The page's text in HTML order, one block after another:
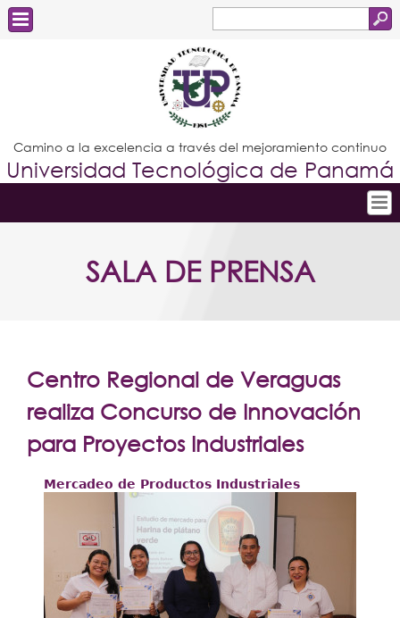
de
búsqueda
Estudiantes
Docentes
Administrativos
Graduados
Camino a la excelencia a través del mejoramiento continuo
Universidad Tecnológica de Panamá
Conoce la UTP
Postgrados
Extensión
Facultades
Internacional
Transparencia
SALA DE PRENSA
Centro Regional de Veraguas
realiza Concurso de Innovación
para Proyectos Industriales
Mercadeo de Productos Industriales